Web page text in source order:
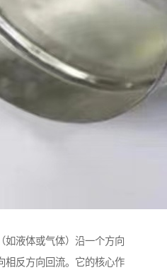
如液体或气体）沿一个方向
相反方向回流。它的核心作